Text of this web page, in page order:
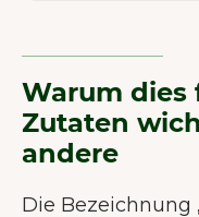
Warum dies
Zutaten
andere
Die Bezeichnung